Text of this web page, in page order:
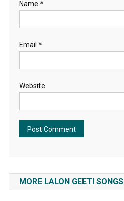
Name *
Email *
Website
MORE LALON GEETI SONGS